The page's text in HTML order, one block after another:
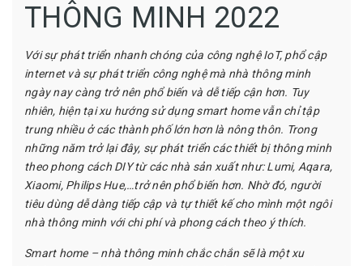
THÔNG MINH 2022
Với sự phát triển nhanh chóng của công nghệ IoT, phổ cập
internet và sự phát triển công nghệ mà nhà thông minh
ngày nay càng trở nên phổ biến và dễ tiếp cận hơn. Tuy
nhiên, hiện tại xu hướng sử dụng smart home vẫn chỉ tập
trung nhiều ở các thành phố lớn hơn là nông thôn. Trong
những năm trở lại đây, sự phát triển các thiết bị thông minh
theo phong cách DIY từ các nhà sản xuất như: Lumi, Aqara,
Xiaomi, Philips Hue,…trở nên phổ biến hơn. Nhờ đó, người
tiêu dùng dễ dàng tiếp cập và tự thiết kế cho mình một ngôi
nhà thông minh với chi phí và phong cách theo ý thích.
Smart home – nhà thông minh chắc chắn sẽ là một xu